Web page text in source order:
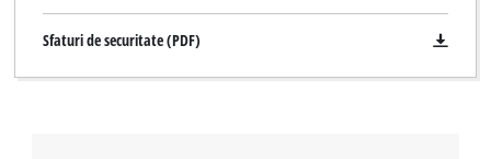
Sfaturi de securitate (PDF)